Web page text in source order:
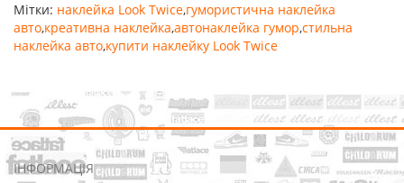
Мітки: наклейка Look Twice,гумористична наклейка
авто,креативна наклейка,автонаклейка гумор,стильна
наклейка авто,купити наклейку Look Twice
ІНФОРМАЦІЯ